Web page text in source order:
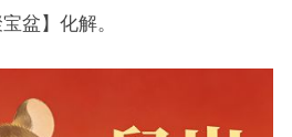
盆】化解。